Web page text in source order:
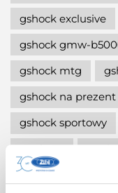
gshock exclusive
gshock gmw-
gshock mtg
gshock na prezent
gshock sportowy
gst-b100
gst-
gst-b300wlp-1a